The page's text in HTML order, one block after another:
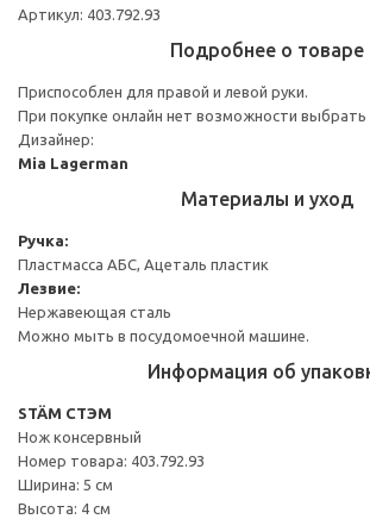
Артикул: 403.792.93
Подробнее о товаре
Приспособлен для правой и левой руки.
При покупке онлайн нет возможности выбрать
Дизайнер:
Mia Lagerman
Материалы и уход
Ручка:
Пластмасса АБС, Ацеталь пластик
Лезвие:
Нержавеющая сталь
Можно мыть в посудомоечной машине.
Информация об
STÄM СТЭМ
Нож консервный
Номер товара: 403.792.93
Ширина: 5 см
Высота: 4 см